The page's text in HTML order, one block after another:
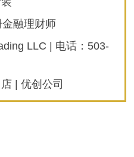
融理财师
LLC | 电话：503-
| 优创公司